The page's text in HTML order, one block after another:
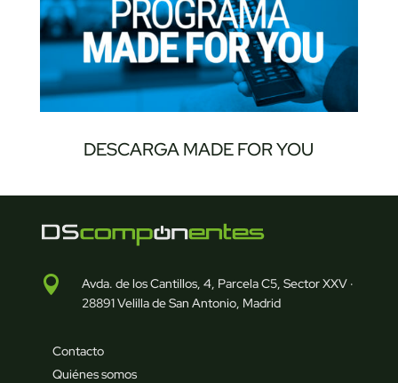
DESCARGA MADE FOR YOU

Avda. de los Cantillos, 4, Parcela C5, Sector XXV ·
28891 Velilla de San Antonio, Madrid
Contacto
Quiénes somos